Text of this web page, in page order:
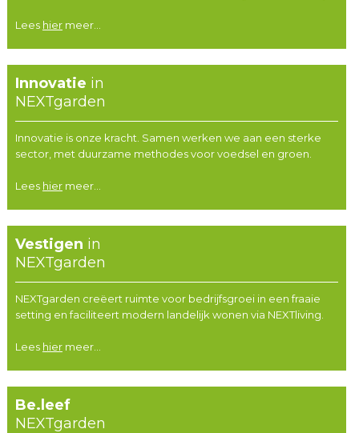
Lees hiermeer...
Innovatie in
NEXTgarden
Innovatie is onze kracht. Samen werken we aan een sterke
sector, met duurzame methodes voor voedsel en groen.
Lees hiermeer...
Vestigen in
NEXTgarden
NEXTgarden creëert ruimte voor bedrijfsgroei in een fraaie
setting en faciliteert modern landelijk wonen via NEXTliving.
Lees hiermeer...
Be.leef
NEXTgarden